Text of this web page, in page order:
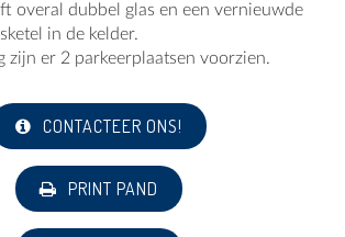
overal dubbel glas en een vernieuwde
in de kelder.
zijn er 2 parkeerplaatsen voorzien.
CONTACTEER ONS!
PRINT PAND